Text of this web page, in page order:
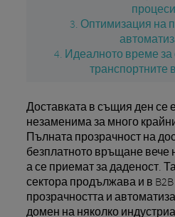
3. Оптимизация на
4. Идеалното време
транспортните
Доставката в същия ден се
незаменима за много
Пълната прозрачност на
безплатното връщане вече
а се приемат за даденост.
сектора продължава и в
прозрачността и
домен на няколко